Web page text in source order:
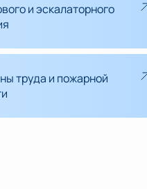
и эскалаторного
труда и пожарной